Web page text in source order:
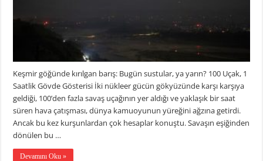
Keşmir göğünde kırılgan barış: Bugün sustular, ya yarın? 100 Uçak, 1
Saatlik Gövde Gösterisi İki nükleer gücün gökyüzünde karşı karşıya
geldiği, 100’den fazla savaş uçağının yer aldığı ve yaklaşık bir saat
süren hava çatışması, dünya kamuoyunun yüreğini ağzına getirdi.
Ancak bu kez kurşunlardan çok hesaplar konuştu. Savaşın eşiğinden
dönülen bu …
Devamını Oku »